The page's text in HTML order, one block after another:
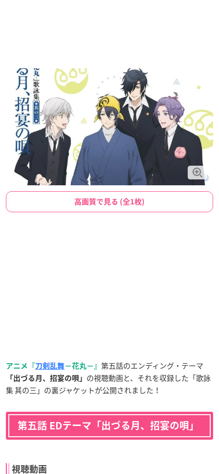
高画質で見る (全1枚)
アニメ『刀剣乱舞 −花丸−』 第五話のエンディング・テーマ
「出づる月、招宴の唄」 の視聴動画と、それを収録した「歌詠
集 其の三」の裏ジャケットが公開されました！
第五話 EDテーマ「出づる月、招宴の唄」
視聴動画